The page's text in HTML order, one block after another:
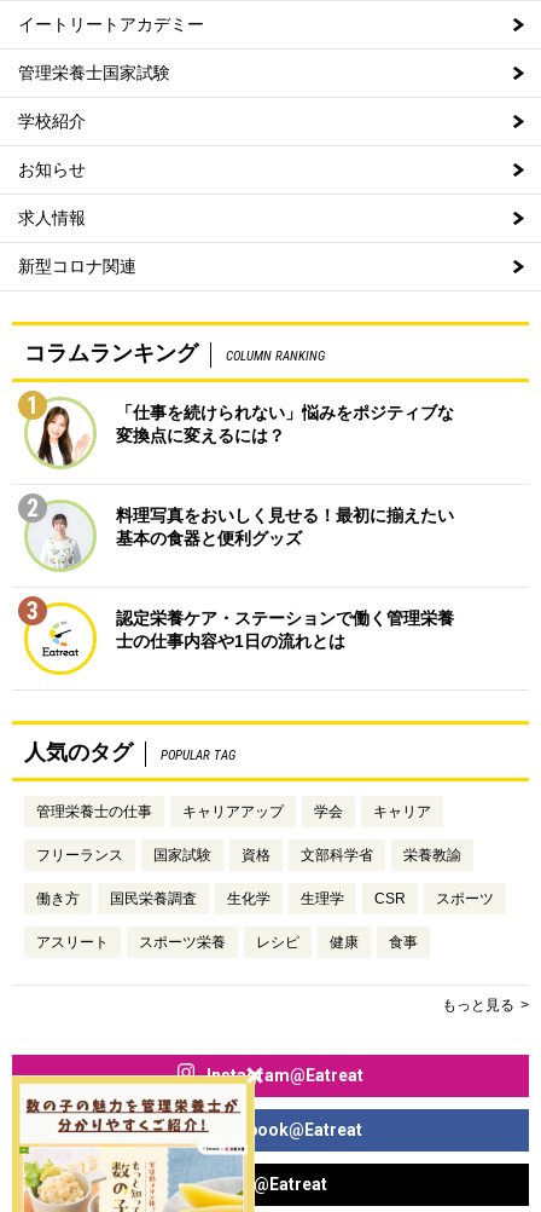
イートリートアカデミー
管理栄養士国家試験
学校紹介
お知らせ
求人情報
新型コロナ関連
コラムランキング COLUMN RANKING
1
「仕事を続けられない」悩みをポジティブな
変換点に変えるには？
2
料理写真をおいしく見せる！最初に揃えたい
基本の食器と便利グッズ
3
認定栄養ケア・ステーションで働く管理栄養
士の仕事内容や1日の流れとは
人気のタグ POPULAR TAG
管理栄養士の仕事 キャリアアップ 学会 キャリア
フリーランス 国家試験 資格 文部科学省 栄養教諭
働き方 国民栄養調査 生化学 生理学 CSR スポーツ
アスリート スポーツ栄養 レシピ 健康 食事
もっと見る
Instagram@Eatreat
Facebook@Eatreat
X@Eatreat